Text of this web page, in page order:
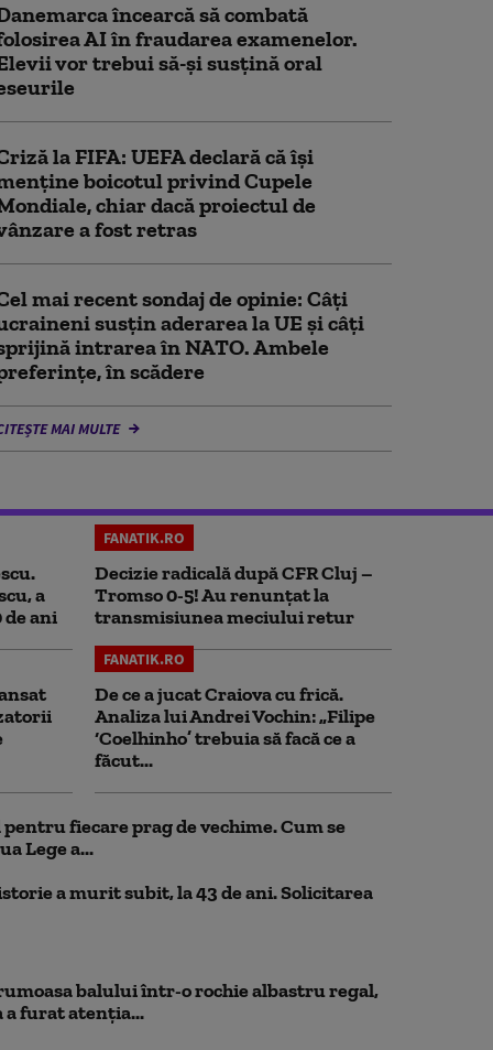
încearcă să combată
AI în fraudarea examenelor.
vor trebui să-şi susţină oral
la FIFA: UEFA declară că îşi
boicotul privind Cupele
chiar dacă proiectul de
a fost retras
mai recent sondaj de opinie: Câți
susțin aderarea la UE și câți
intrarea în NATO. Ambele
în scădere
MAI MULTE
a
ani
FANATIK.RO
Decizie radicală după CFR Cluj –
Tromso 0-5! Au renunțat la
transmisiunea meciului retur
FANATIK.RO
De ce a jucat Craiova cu frică.
Analiza lui Andrei Vochin: „Filipe
‘Coelhinho’ trebuia să facă ce a
făcut...
fiecare prag de vechime. Cum se
Lege a...
a murit subit, la 43 de ani. Solicitarea
balului într-o rochie albastru regal,
a furat atenția...